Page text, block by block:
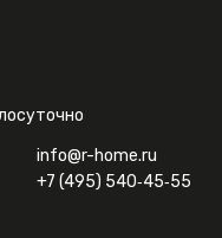
info@r-home.ru
+7 (495) 540‑45‑55